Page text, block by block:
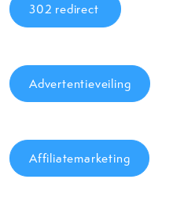
302 redirect
Advertentieveiling
Affiliatemarketing